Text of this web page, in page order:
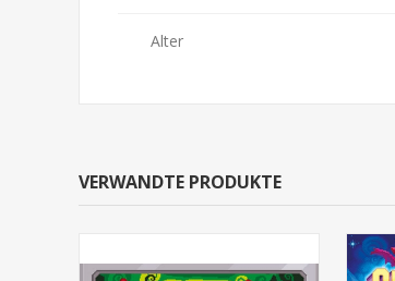
Alter
VERWANDTE PRODUKTE